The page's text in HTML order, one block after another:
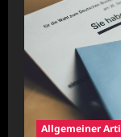
Allgemeiner